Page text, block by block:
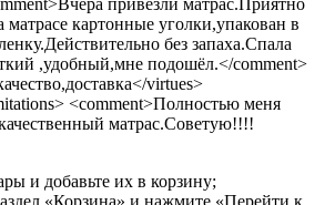
матрасе картонные уголки,упакован в
без запаха.Спала
,удобный,мне подошёл.</comment>
virtues>
<comment>Полностью меня
матрас.Советую!!!!
и добавьте их в корзину;
«Корзина» и нажмите «Перейти к